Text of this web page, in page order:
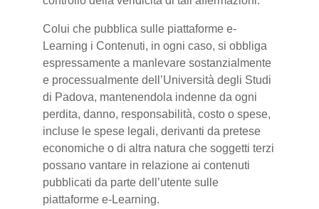
Colui che pubblica sulle piattaforme e-
Learning i Contenuti, in ogni caso, si obbliga
espressamente a manlevare sostanzialmente
e processualmente dell’Università degli Studi
di Padova, mantenendola indenne da ogni
perdita, danno, responsabilità, costo o spese,
incluse le spese legali, derivanti da pretese
economiche o di altra natura che soggetti terzi
possano vantare in relazione ai contenuti
pubblicati da parte dell’utente sulle
piattaforme e-Learning.